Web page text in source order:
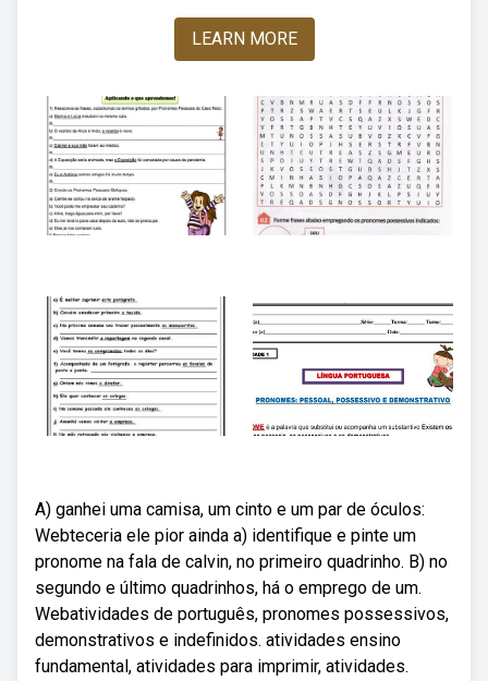
LEARN MORE
A) ganhei uma camisa, um cinto e um par de óculos:
Webteceria ele pior ainda a) identifique e pinte um
pronome na fala de calvin, no primeiro quadrinho. B) no
segundo e último quadrinhos, há o emprego de um.
Webatividades de português, pronomes possessivos,
demonstrativos e indefinidos. atividades ensino
fundamental, atividades para imprimir, atividades.